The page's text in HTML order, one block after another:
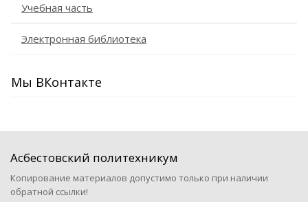
Учебная часть
Электронная библиотека
Мы ВКонтакте
Асбестовский политехникум
Копирование материалов допустимо только при наличии
обратной ссылки!